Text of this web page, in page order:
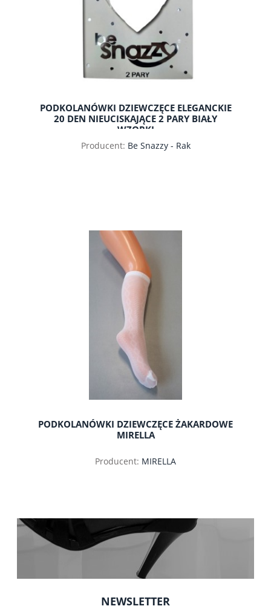
PODKOLANÓWKI DZIEWCZĘCE ELEGANCKIE
20 DEN NIEUCISKAJĄCE 2 PARY BIAŁY
WZORKI
Producent: Be Snazzy - Rak
PODKOLANÓWKI DZIEWCZĘCE ŻAKARDOWE
MIRELLA
Producent: MIRELLA
NEWSLETTER